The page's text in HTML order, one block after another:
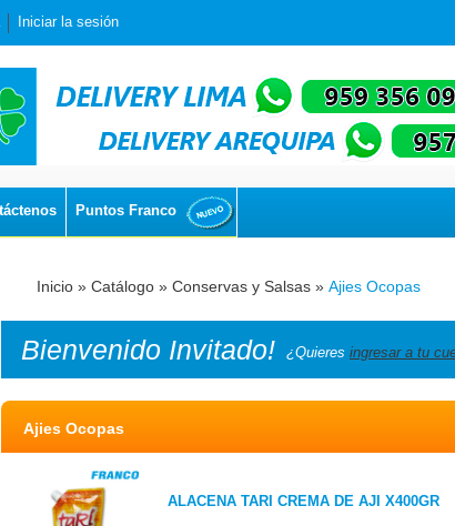
Iniciar la sesión
Puntos Franco
Inicio » Catálogo » Conservas y Salsas » Ajies Ocopas
Bienvenido Invitado! ¿Quieres ingresar a tu
Ajies Ocopas
ALACENA TARI CREMA DE AJI X400GR